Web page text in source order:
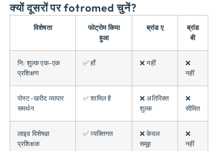
क्यों दूसरों पर fotromed चुनें?
विशेषता
फोट्रोम किया
हुआ
ब्रांड ए
ब्रांड
बी
नि: शुल्क एक-एक
प्रशिक्षण
✅ हाँ ❌ नहीं
❌
नहीं
पोस्ट-खरीद व्यापार
समर्थन
✅ शामिल है
❌ अतिरिक्त
शुल्क
❌
सीमित
लाइव विशेषज्ञ
प्रशिक्षक
✅ व्यक्तिगत
❌ केवल
समूह
❌
नहीं